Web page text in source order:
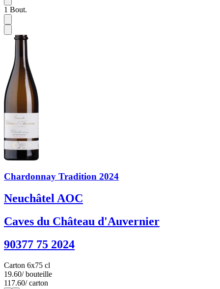
1 Bout.
Chardonnay Tradition 2024
Neuchâtel AOC
Caves du Château d'Auvernier
90377 75 2024
Carton 6x75 cl
19.60/ bouteille
117.60/ carton